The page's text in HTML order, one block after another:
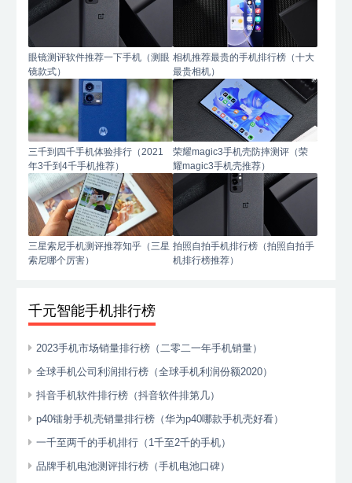
眼镜测评软件推荐一下手机（测眼
镜款式）
相机推荐最贵的手机排行榜（十大
最贵相机）
三千到四千手机体验排行（2021
年3千到4千手机推荐）
荣耀magic3手机壳防摔测评（荣
耀magic3手机壳推荐）
三星索尼手机测评推荐知乎（三星
索尼哪个厉害）
拍照自拍手机排行榜（拍照自拍手
机排行榜推荐）
千元智能手机排行榜
2023手机市场销量排行榜（二零二一年手机销量）
全球手机公司利润排行榜（全球手机利润份额2020）
抖音手机软件排行榜（抖音软件排第几）
p40镭射手机壳销量排行榜（华为p40哪款手机壳好看）
一千至两千的手机排行（1千至2千的手机）
品牌手机电池测评排行榜（手机电池口碑）